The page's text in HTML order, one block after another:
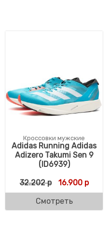
цена составляла 31.241
цена: 16.900 р.
Кроссовки мужские
Adidas Running Adidas
Adizero Takumi Sen 9
(ID6939)
32.202р 16.900р
Смотреть